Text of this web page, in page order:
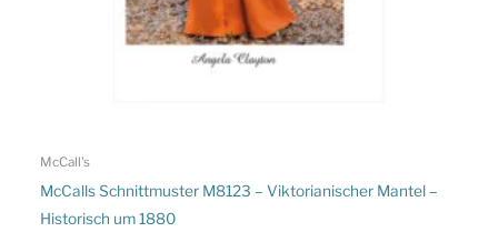
McCall's
McCalls Schnittmuster M8123 – Viktorianischer Mantel –
Historisch um 1880